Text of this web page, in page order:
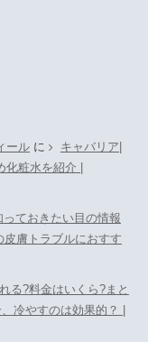
ールに
キャバリア|
粧水を紹介 |
ておきたい目の情報
膚トラブルにおすす
る?料金はいくら?まと
冷やすのは効果的？ |